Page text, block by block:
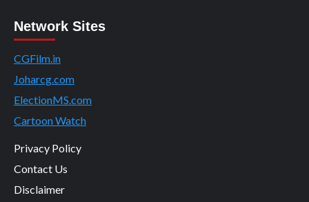
Network Sites
CGFilm.in
Joharcg.com
ElectionMS.com
Cartoon Watch
Privacy Policy
Contact Us
Disclaimer